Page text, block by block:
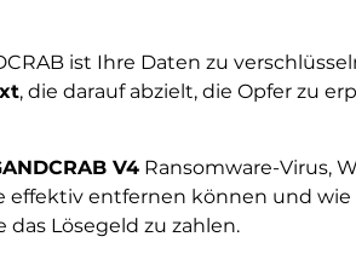
ist Ihre Daten zu
, die darauf abzielt, die Opfer zu
V4 Ransomware-Virus,
effektiv entfernen können und
Lösegeld zu zahlen.